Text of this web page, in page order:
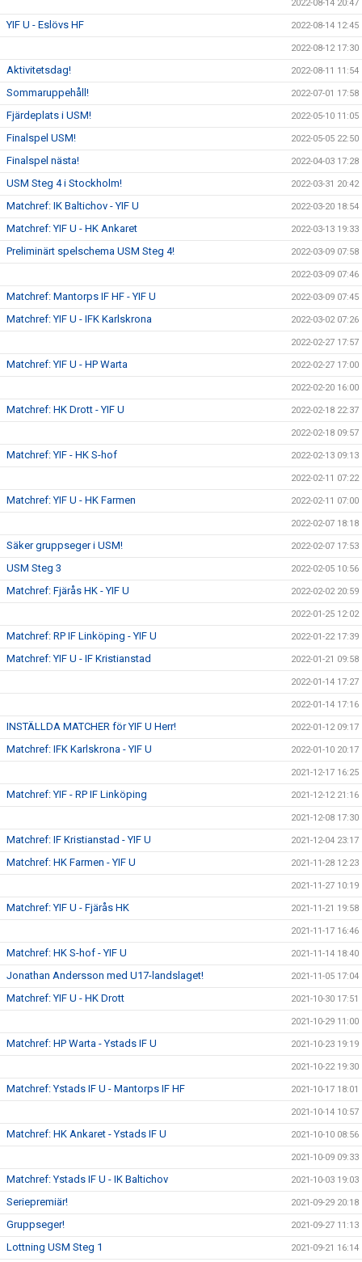
2022-08-14 20:47
YIF U - Eslövs HF 2022-08-14 12:45
2022-08-12 17:30
Aktivitetsdag! 2022-08-11 11:54
Sommaruppehåll! 2022-07-01 17:58
Fjärdeplats i USM! 2022-05-10 11:05
Finalspel USM! 2022-05-05 22:50
Finalspel nästa! 2022-04-03 17:28
USM Steg 4 i Stockholm! 2022-03-31 20:42
Matchref: IK Baltichov - YIF U 2022-03-20 18:54
Matchref: YIF U - HK Ankaret 2022-03-13 19:33
Preliminärt spelschema USM Steg 4! 2022-03-09 07:58
2022-03-09 07:46
Matchref: Mantorps IF HF - YIF U 2022-03-09 07:45
Matchref: YIF U - IFK Karlskrona 2022-03-02 07:26
2022-02-27 17:57
Matchref: YIF U - HP Warta 2022-02-27 17:00
2022-02-20 16:00
Matchref: HK Drott - YIF U 2022-02-18 22:37
2022-02-18 09:57
Matchref: YIF - HK S-hof 2022-02-13 09:13
2022-02-11 07:22
Matchref: YIF U - HK Farmen 2022-02-11 07:00
2022-02-07 18:18
Säker gruppseger i USM! 2022-02-07 17:53
USM Steg 3 2022-02-05 10:56
Matchref: Fjärås HK - YIF U 2022-02-02 20:59
2022-01-25 12:02
Matchref: RP IF Linköping - YIF U 2022-01-22 17:39
Matchref: YIF U - IF Kristianstad 2022-01-21 09:58
2022-01-14 17:27
2022-01-14 17:16
INSTÄLLDA MATCHER för YIF U Herr! 2022-01-12 09:17
Matchref: IFK Karlskrona - YIF U 2022-01-10 20:17
2021-12-17 16:25
Matchref: YIF - RP IF Linköping 2021-12-12 21:16
2021-12-08 17:30
Matchref: IF Kristianstad - YIF U 2021-12-04 23:17
Matchref: HK Farmen - YIF U 2021-11-28 12:23
2021-11-27 10:19
Matchref: YIF U - Fjärås HK 2021-11-21 19:58
2021-11-17 16:46
Matchref: HK S-hof - YIF U 2021-11-14 18:40
Jonathan Andersson med U17-landslaget! 2021-11-05 17:04
Matchref: YIF U - HK Drott 2021-10-30 17:51
2021-10-29 11:00
Matchref: HP Warta - Ystads IF U 2021-10-23 19:19
2021-10-22 19:30
Matchref: Ystads IF U - Mantorps IF HF 2021-10-17 18:01
2021-10-14 10:57
Matchref: HK Ankaret - Ystads IF U 2021-10-10 08:56
2021-10-09 09:33
Matchref: Ystads IF U - IK Baltichov 2021-10-03 19:03
Seriepremiär! 2021-09-29 20:18
Gruppseger! 2021-09-27 11:13
Lottning USM Steg 1 2021-09-21 16:14